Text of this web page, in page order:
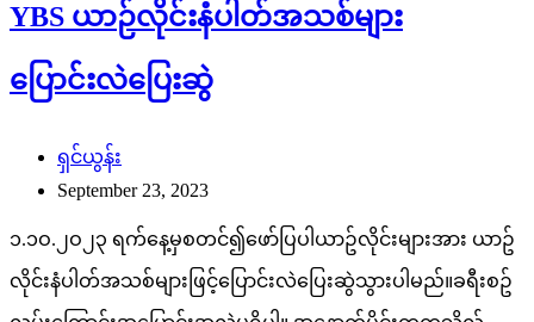
YBS ယာဉ်လိုင်းနံပါတ်အသစ်များ
ပြောင်းလဲပြေးဆွဲ
ရှင်ယွန်း
September 23, 2023
၁.၁ဝ.၂ဝ၂၃ ရက်နေ့မှစတင်၍ဖော်ပြပါယာဥ်လိုင်းများအား ယာဥ်
လိုင်းနံပါတ်အသစ်များဖြင့်ပြောင်းလဲပြေးဆွဲသွားပါမည်။ခရီးစဥ်